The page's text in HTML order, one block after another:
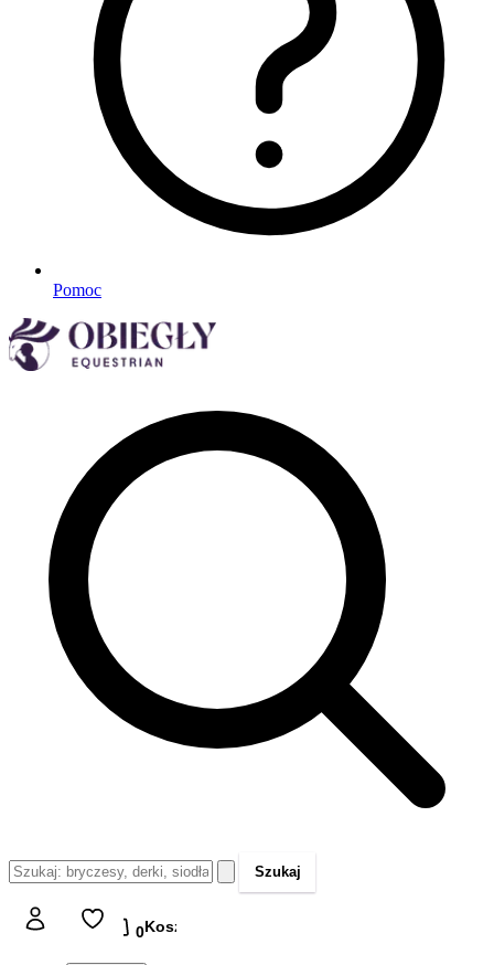
Pomoc
Szukaj
Koszyk 0Koszyk